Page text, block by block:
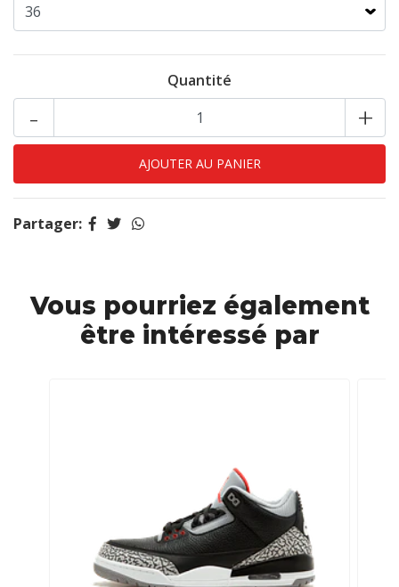
Quantité
+
-
Partager:
Vous pourriez également
être intéressé par